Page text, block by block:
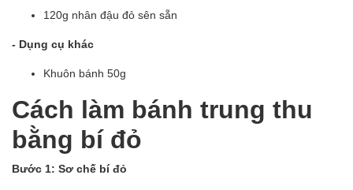
120g nhân đậu đỏ sên sẵn
- Dụng cụ khác
Khuôn bánh 50g
Cách làm bánh trung thu
bằng bí đỏ
Bước 1: Sơ chế bí đỏ